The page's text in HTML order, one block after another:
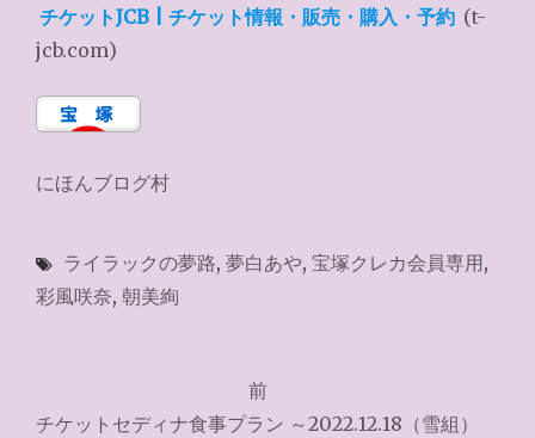
チケットJCB | チケット情報・販売・購入・予約 (t-
jcb.com)
にほんブログ村
ライラックの夢路, 夢白あや, 宝塚クレカ会員専用,
彩風咲奈, 朝美絢
稿
前
チケットセディナ食事プラン ～2022.12.18（雪組）